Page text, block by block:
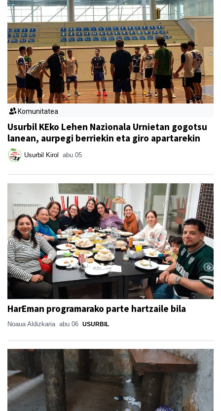
Komunitatea
Usurbil KEko Lehen Nazionala Urnietan gogotsu
lanean, aurpegi berriekin eta giro apartarekin
Usurbil Kirol abu 05
HarEman programarako parte hartzaile bila
Noaua Aldizkaria abu 06 USURBIL